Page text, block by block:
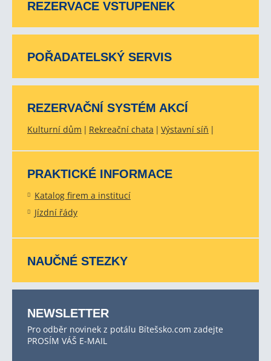
REZERVACE VSTUPENEK
POŘADATELSKÝ SERVIS
REZERVAČNÍ SYSTÉM AKCÍ
Kulturní dům Rekreační chata Výstavní síň
PRAKTICKÉ INFORMACE
Katalog firem a institucí
Jízdní řády
NAUČNÉ STEZKY
NEWSLETTER
Pro odběr novinek z potálu Bítešsko.com zadejte
PROSÍM VÁŠ E-MAIL